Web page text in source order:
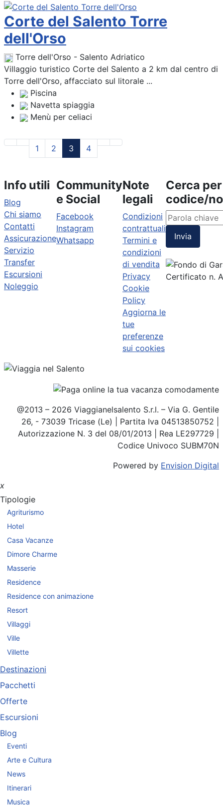
Corte del Salento Torre
dell'Orso
Torre dell'Orso - Salento Adriatico
Villaggio turistico Corte del Salento a 2 km dal centro di
Torre dell'Orso, affacciato sul litorale ...
Piscina
Navetta spiaggia
Menù per celiaci
1 2 3 4
Info utili
Blog
Chi siamo
Contatti
Assicurazione
Servizio
Transfer
Escursioni
Noleggio
Community
e Social
Facebook
Instagram
Whatsapp
Note
legali
Condizioni
contrattuali
Termini e
condizioni
di vendita
Privacy
Cookie
Policy
Aggiorna le
tue
preferenze
sui cookies
Cerca per
codice/
Invia
Certificato n.
@2013 – 2026 Viaggianelsalento S.r.l. – Via G. Gentile
26, - 73039 Tricase (Le) | Partita Iva 04513850752 |
Autorizzazione N. 3 del 08/01/2013 | Rea LE297729 |
Codice Univoco SUBM70N
Powered by Envision Digital
x
Tipologie
Agriturismo
Hotel
Casa Vacanze
Dimore Charme
Masserie
Residence
Residence con animazione
Resort
Villaggi
Ville
Villette
Destinazioni
Pacchetti
Offerte
Escursioni
Blog
Eventi
Arte e Cultura
News
Itinerari
Musica